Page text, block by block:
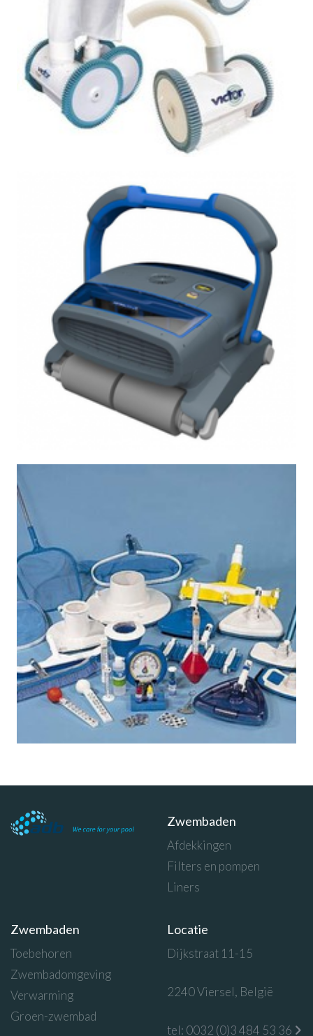
Zwembaden
Afdekkingen
Filters en pompen
Liners
Zwembaden
Toebehoren
Zwembadomgeving
Verwarming
Groen-zwembad
Locatie
Dijkstraat 11-15
2240 Viersel, België
tel: 0032 (0)3 484 53 36